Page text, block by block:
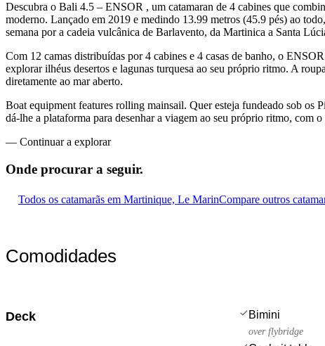
Descubra o Bali 4.5 – ENSOR , um catamaran de 4 cabines que
moderno. Lançado em 2019 e medindo 13.99 metros (45.9 pés) ao
semana por a cadeia vulcânica de Barlavento, da Martinica a Santa
Com 12 camas distribuídas por 4 cabines e 4 casas de banho, o
explorar ilhéus desertos e lagunas turquesa ao seu próprio ritmo. A
diretamente ao mar aberto.
Boat equipment features rolling mainsail. Quer esteja fundeado sob
dá-lhe a plataforma para desenhar a viagem ao seu próprio ritmo, com
— Continuar a explorar
Onde procurar a seguir.
Todos os catamarãs em Martinique, Le MarinCompare outros
Comodidades
Deck Bimini
over flybridge